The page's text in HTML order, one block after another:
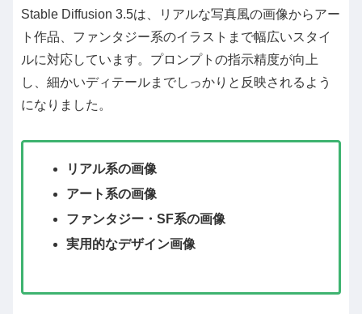
Stable Diffusion 3.5は、リアルな写真風の画像からアー
ト作品、ファンタジー系のイラストまで幅広いスタイ
ルに対応しています。プロンプトの指示精度が向上
し、細かいディテールまでしっかりと反映されるよう
になりました。
リアル系の画像
アート系の画像
ファンタジー・SF系の画像
実用的なデザイン画像